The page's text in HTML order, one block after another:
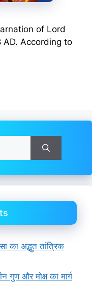
of Lord
AD. According to
का अद्भुत तांत्रिक
और मोक्ष का मार्ग